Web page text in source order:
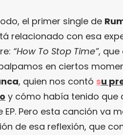
el primer single de
relacionado con esa
“How To Stop Time”,
en ciertos
, quien nos contó su
y cómo había tenido que
EP. Pero esta canción va
de esa reflexión, que